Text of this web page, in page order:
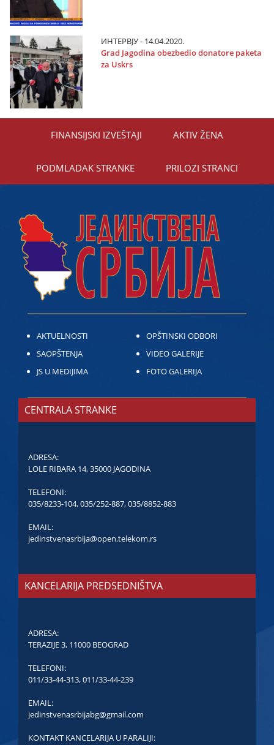
ИНТЕРВЈУ - 14.04.2020.
Grad Јagodina obezbedio donatore paketa
za Uskrs
FINANSIЈSKI IZVEŠTAЈI AKTIV ŽENA
PODMLADAK STRANKE PRILOZI STRANCI
AKTUELNOSTI
SAOPŠTENJA
JS U MEDIJIMA
OPŠTINSKI ODBORI
VIDEO GALERIJE
FOTO GALERIJA
CENTRALA STRANKE
ADRESA:
LOLE RIBARA 14, 35000 JAGODINA
TELEFONI:
035/8233-104,035/252-887,035/8852-883
EMAIL:
jedinstvenasrbija@open.telekom.rs
KANCELARIJA PREDSEDNIŠTVA
ADRESA:
TERAZIJE 3, 11000 BEOGRAD
TELEFONI:
011/33-44-313,011/33-44-239
EMAIL:
jedinstvenasrbijabg@gmail.com
KONTAKT KANCELARIJA U PARALIJI: